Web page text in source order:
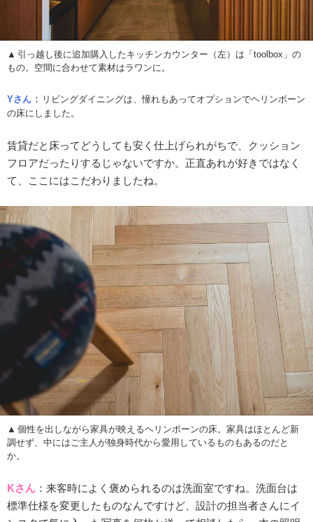
引っ越し後に追加購入したキッチンカウンター（左）は「toolbox」の
もの。空間に合わせて素材はラワンに。
Yさん ： リビングダイニングは、憧れもあってオプションでヘリンボーン
の床にしました。
賃貸だと床ってどうしても安く仕上げられがちで、クッション
フロアだったりするじゃないですか。正直あれが好きではなく
て、ここにはこだわりましたね。
個性を出しながら家具が映えるヘリンボーンの床。家具はほとんど新
調せず、中にはご主人が独身時代から愛用しているものもあるのだと
か。
Kさん ：来客時によく褒められるのは洗面室ですね。洗面台は
標準仕様を変更したものなんですけど、設計の担当者さんにイ